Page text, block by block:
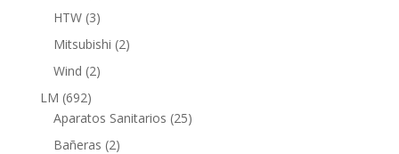
productos
HTW 33
productos
Mitsubishi 22
Wind 22
LM 692692
productos
Aparatos Sanitarios 2525
Bañeras 22